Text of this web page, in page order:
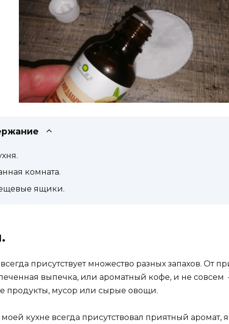
комната.
ящики.
присутствует множество разных запахов. От
выпечка, или ароматный кофе, и не
продукты, мусор или сырые овощи.
кухне всегда присутствовал приятный аромат,